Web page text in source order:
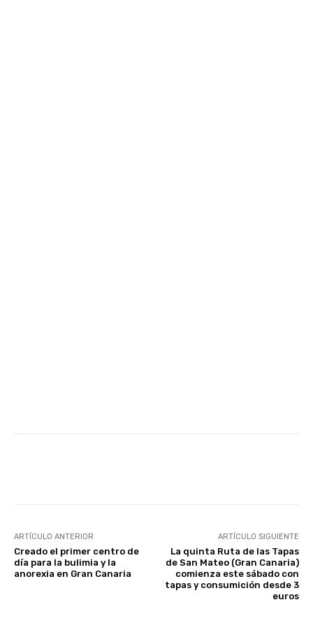
ARTÍCULO ANTERIOR
Creado el primer centro de
día para la bulimia y la
anorexia en Gran Canaria
ARTÍCULO SIGUIENTE
La quinta Ruta de las Tapas
de San Mateo (Gran Canaria)
comienza este sábado con
tapas y consumición desde 3
euros